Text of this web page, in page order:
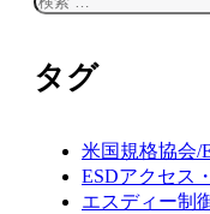
タグ
米国規格協会/
ESDアクセス
エスディー制